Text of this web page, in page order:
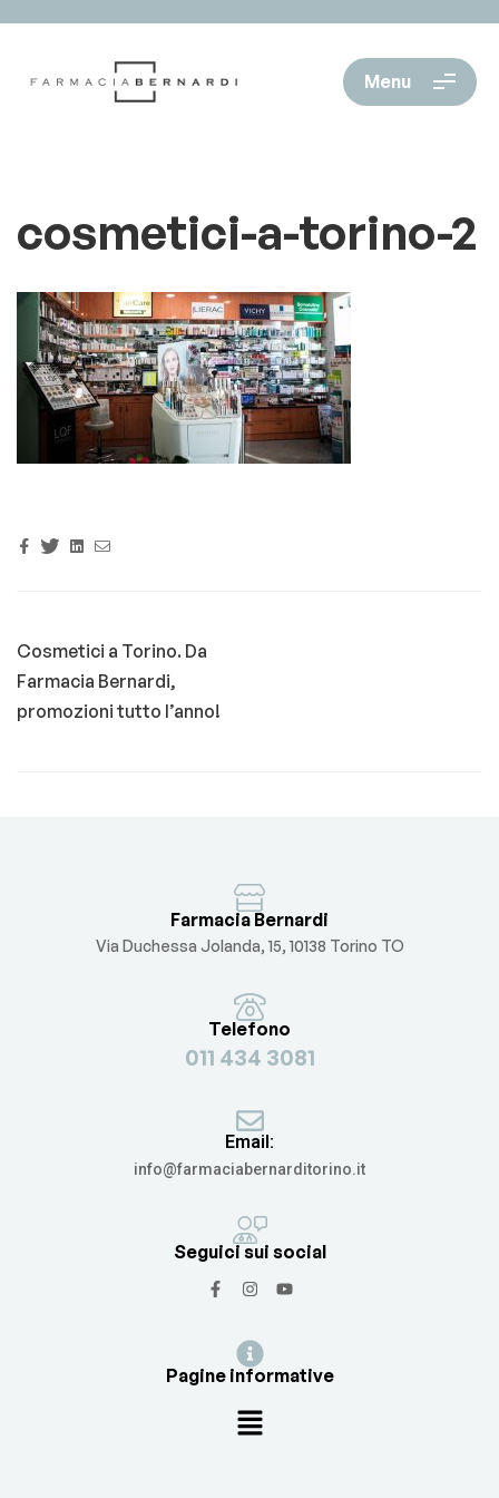
Menu
cosmetici-a-torino-2
Facebook
TwitterLinkedin
Cosmetici a Torino. Da
Farmacia Bernardi,
promozioni tutto l’anno!
Farmacia Bernardi
Via Duchessa Jolanda, 15, 10138 Torino TO
Telefono
011 434 3081
Email:
info@farmaciabernarditorino.it
Seguici sui social
Pagine informative